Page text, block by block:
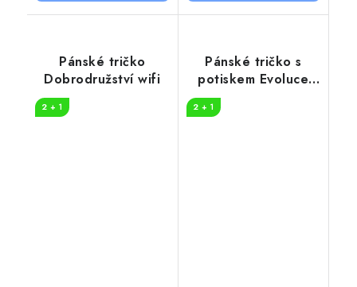
Pánské tričko
Dobrodružství wifi
2 + 1
Pánské tričko s
potiskem Evoluce
2 + 1